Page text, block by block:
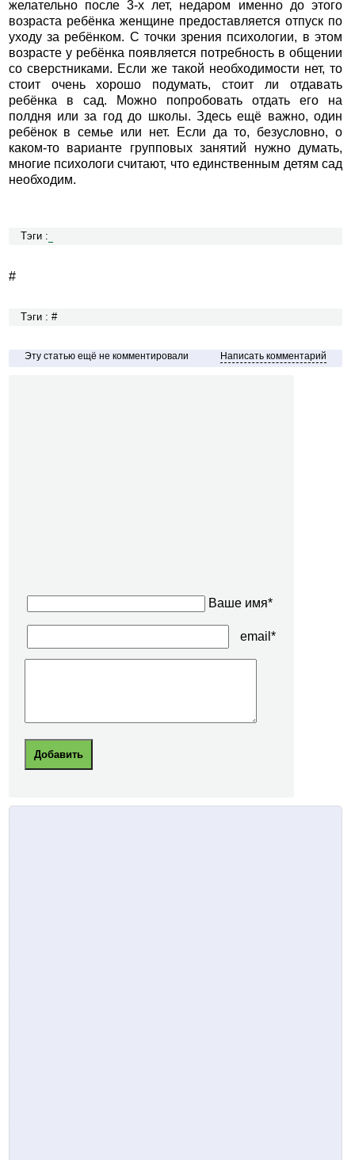
желательно после 3-х лет, недаром именно до этого
возраста ребёнка женщине предоставляется отпуск по
уходу за ребёнком. С точки зрения психологии, в этом
возрасте у ребёнка появляется потребность в общении
со сверстниками. Если же такой необходимости нет, то
стоит очень хорошо подумать, стоит ли отдавать
ребёнка в сад. Можно попробовать отдать его на
полдня или за год до школы. Здесь ещё важно, один
ребёнок в семье или нет. Если да то, безусловно, о
каком-то варианте групповых занятий нужно думать,
многие психологи считают, что единственным детям сад
необходим.
Тэги :
#
Тэги : #
Эту статью ещё не комментировали Написать комментарий
Ваше имя*
email*